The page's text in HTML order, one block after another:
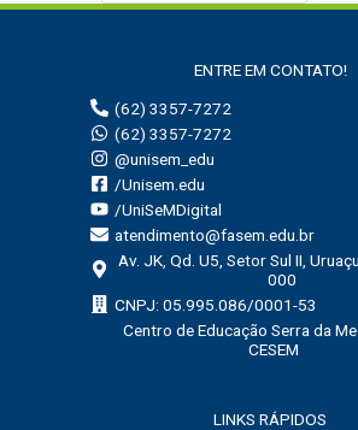
ENTRE EM CONTATO!
(62) 3357-7272
(62) 3357-7272
@unisem_edu
/Unisem.edu
/UniSeMDigital
atendimento@fasem.edu.br
Av. JK, Qd. U5, Setor Sul II,
000
CNPJ: 05.995.086/0001-53
Centro de Educação Serra da
CESEM
LINKS RÁPIDOS